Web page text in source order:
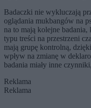
Badaczki nie wykluczają
oglądania mukbangów na
na to mają kolejne badania,
typu treści na przestrzeni
mają grupę kontrolną,
wpływ na zmianę w
badania miały inne
Reklama
Reklama